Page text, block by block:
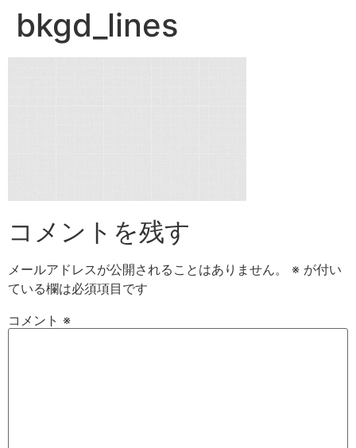
bkgd_lines
コメントを残す
メールアドレスが公開されることはありません。 ※ が付い
ている欄は必須項目です
コメント ※